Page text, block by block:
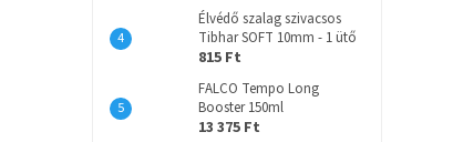
Élvédő szalag szivacsos
Tibhar SOFT 10mm - 1 ütő
815 Ft
FALCO Tempo Long
Booster 150ml
13 375 Ft